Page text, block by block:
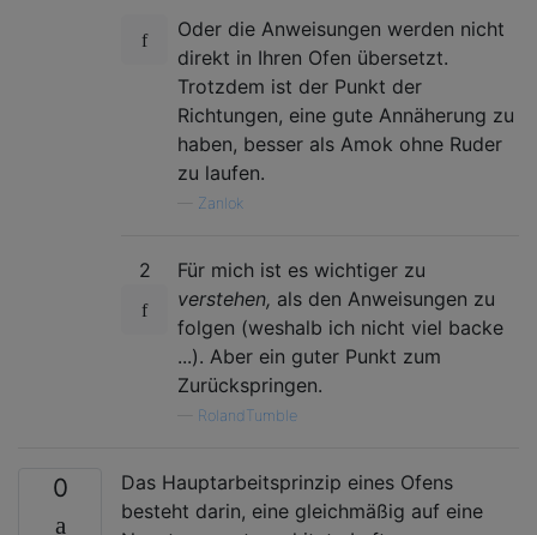
Oder die Anweisungen werden nicht
direkt in Ihren Ofen übersetzt.
Trotzdem ist der Punkt der
Richtungen, eine gute Annäherung zu
haben, besser als Amok ohne Ruder
zu laufen.
Zanlok
2
Für mich ist es wichtiger zu
verstehen, als den Anweisungen zu
folgen (weshalb ich nicht viel backe
...). Aber ein guter Punkt zum
Zurückspringen.
RolandTumble
0
Das Hauptarbeitsprinzip eines Ofens
besteht darin, eine gleichmäßig auf eine